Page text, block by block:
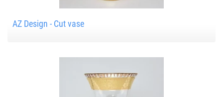
AZ Design - Cut vase